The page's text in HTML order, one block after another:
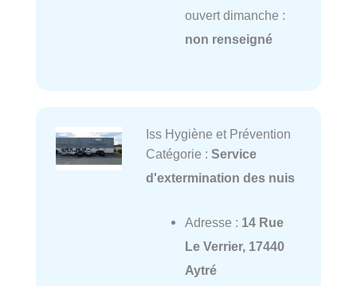
ouvert dimanche :
non renseigné
Iss Hygiène et Prévention
Catégorie : Service
d'extermination des nuis
Adresse : 14 Rue
Le Verrier, 17440
Aytré